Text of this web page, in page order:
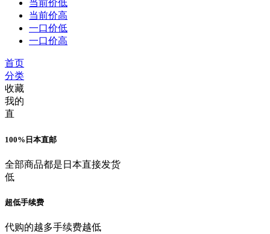
当前价低
当前价高
一口价低
一口价高
首页
分类
收藏
我的
直
100%日本直邮
全部商品都是日本直接发货
低
超低手续费
代购的越多手续费越低